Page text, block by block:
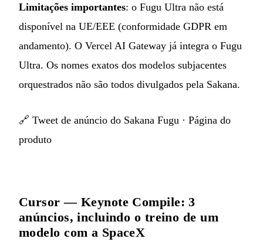
Limitações importantes: o Fugu Ultra não está
disponível na UE/EEE (conformidade GDPR em
andamento). O Vercel AI Gateway já integra o Fugu
Ultra. Os nomes exatos dos modelos subjacentes
orquestrados não são todos divulgados pela Sakana.
🔗 Tweet de anúncio do Sakana Fugu · Página do
produto
Cursor — Keynote Compile: 3
anúncios, incluindo o treino de um
modelo com a SpaceX